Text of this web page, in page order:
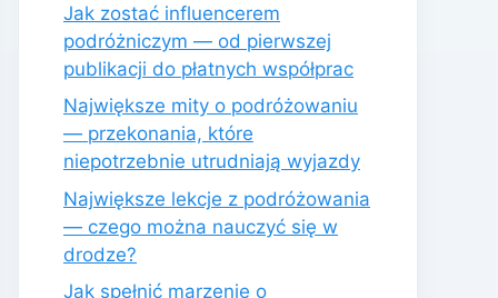
Jak zostać influencerem
podróżniczym — od pierwszej
publikacji do płatnych współprac
Największe mity o podróżowaniu
— przekonania, które
niepotrzebnie utrudniają wyjazdy
Największe lekcje z podróżowania
— czego można nauczyć się w
drodze?
Jak spełnić marzenie o